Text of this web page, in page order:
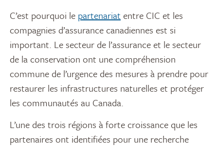
C’est pourquoi le partenariat entre CIC et les
compagnies d’assurance canadiennes est si
important. Le secteur de l’assurance et le secteur
de la conservation ont une compréhension
commune de l’urgence des mesures à prendre pour
restaurer les infrastructures naturelles et protéger
les communautés au Canada.
L’une des trois régions à forte croissance que les
partenaires ont identifiées pour une recherche